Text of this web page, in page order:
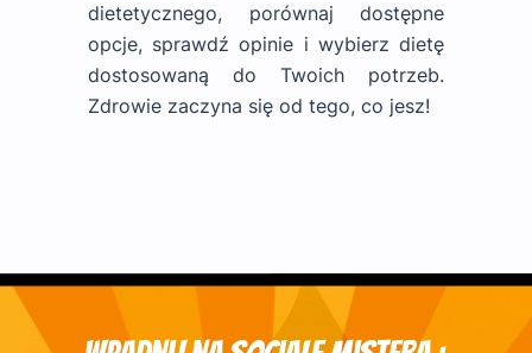
dietetycznego, porównaj dostępne
opcje, sprawdź opinie i wybierz dietę
dostosowaną do Twoich potrzeb.
Zdrowie zaczyna się od tego, co jesz!